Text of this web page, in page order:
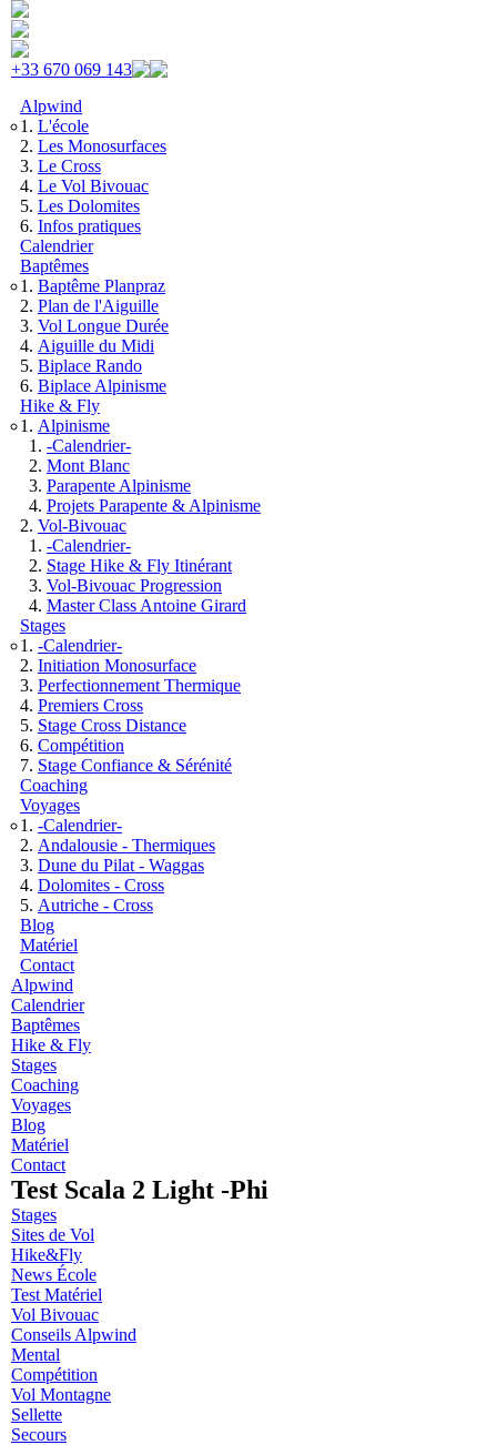
Skip to navigation
Aller au contenu principal
+33 670 069 143
Alpwind
L'école
Les Monosurfaces
Le Cross
Le Vol Bivouac
Les Dolomites
Infos pratiques
Calendrier
Baptêmes
Baptême Planpraz
Plan de l'Aiguille
Vol Longue Durée
Aiguille du Midi
Biplace Rando
Biplace Alpinisme
Hike & Fly
Alpinisme
-Calendrier-
Mont Blanc
Parapente Alpinisme
Projets Parapente & Alpinisme
Vol-Bivouac
-Calendrier-
Stage Hike & Fly Itinérant
Vol-Bivouac Progression
Master Class Antoine Girard
Stages
-Calendrier-
Initiation Monosurface
Perfectionnement Thermique
Premiers Cross
Stage Cross Distance
Compétition
Stage Confiance & Sérénité
Coaching
Voyages
-Calendrier-
Andalousie - Thermiques
Dune du Pilat - Waggas
Dolomites - Cross
Autriche - Cross
Blog
Matériel
Contact
Alpwind
Calendrier
Baptêmes
Hike & Fly
Stages
Coaching
Voyages
Blog
Matériel
Contact
Test Scala 2 Light -Phi
Stages
Sites de Vol
Hike&Fly
News École
Test Matériel
Vol Bivouac
Conseils Alpwind
Mental
Compétition
Vol Montagne
Sellette
Secours